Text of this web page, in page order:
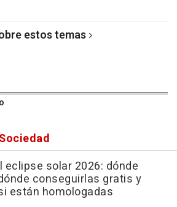
estos temas
eclipse solar 2026: dónde
conseguirlas gratis y
están homologadas